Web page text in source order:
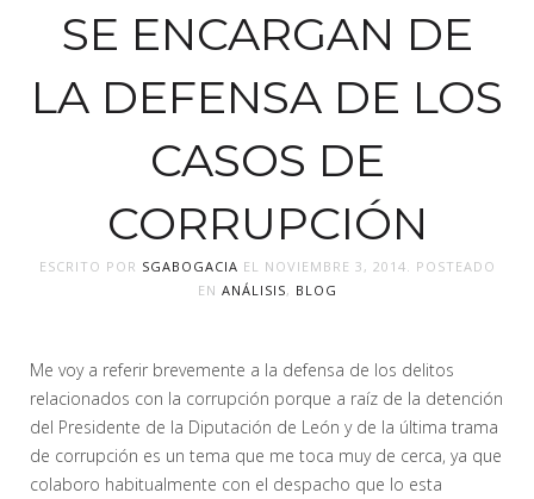
SE ENCARGAN DE
LA DEFENSA DE LOS
CASOS DE
CORRUPCIÓN
ESCRITO POR SGABOGACIA EL NOVIEMBRE 3, 2014 . POSTEADO
EN ANÁLISIS, BLOG
Me voy a referir brevemente a la defensa de los delitos
relacionados con la corrupción porque a raíz de la detención
del Presidente de la Diputación de León y de la última trama
de corrupción es un tema que me toca muy de cerca, ya que
colaboro habitualmente con el despacho que lo esta